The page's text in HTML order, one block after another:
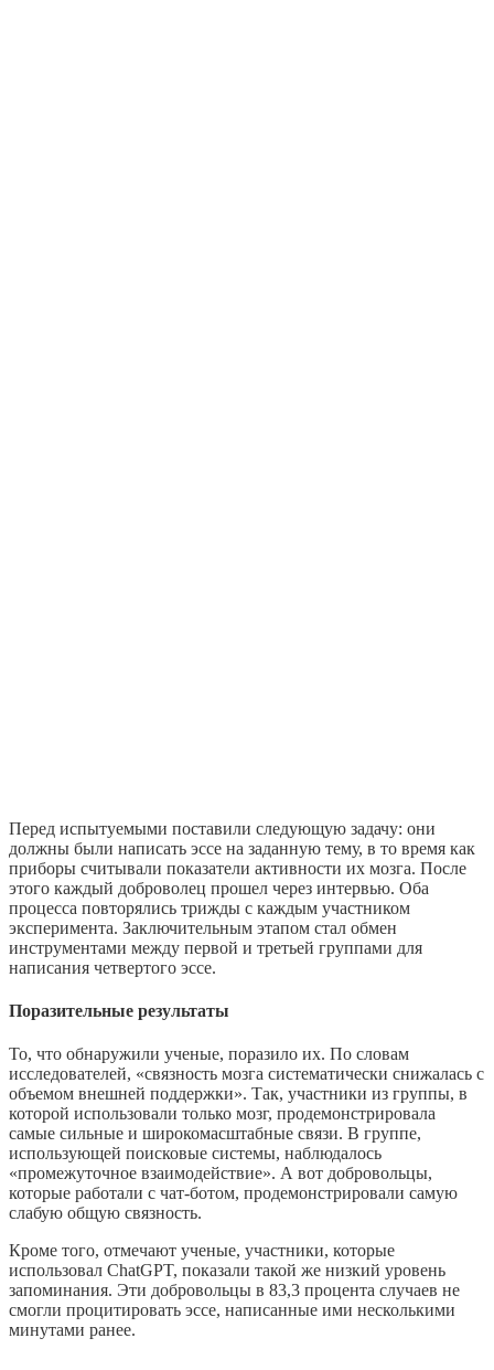
Перед испытуемыми поставили следующую задачу: они
должны были написать эссе на заданную тему, в то время как
приборы считывали показатели активности их мозга. После
этого каждый доброволец прошел через интервью. Оба
процесса повторялись трижды с каждым участником
эксперимента. Заключительным этапом стал обмен
инструментами между первой и третьей группами для
написания четвертого эссе.
Поразительные результаты
То, что обнаружили ученые, поразило их. По словам
исследователей, «связность мозга систематически снижалась с
объемом внешней поддержки». Так, участники из группы, в
которой использовали только мозг, продемонстрировала
самые сильные и широкомасштабные связи. В группе,
использующей поисковые системы, наблюдалось
«промежуточное взаимодействие». А вот добровольцы,
которые работали с чат-ботом, продемонстрировали самую
слабую общую связность.
Кроме того, отмечают ученые, участники, которые
использовал ChatGPT, показали такой же низкий уровень
запоминания. Эти добровольцы в 83,3 процента случаев не
смогли процитировать эссе, написанные ими несколькими
минутами ранее.